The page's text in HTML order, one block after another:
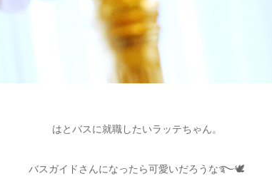
はとバスに就職したいラッテちゃん。
バスガイドさんになったら可愛いだろうな࿐🕊